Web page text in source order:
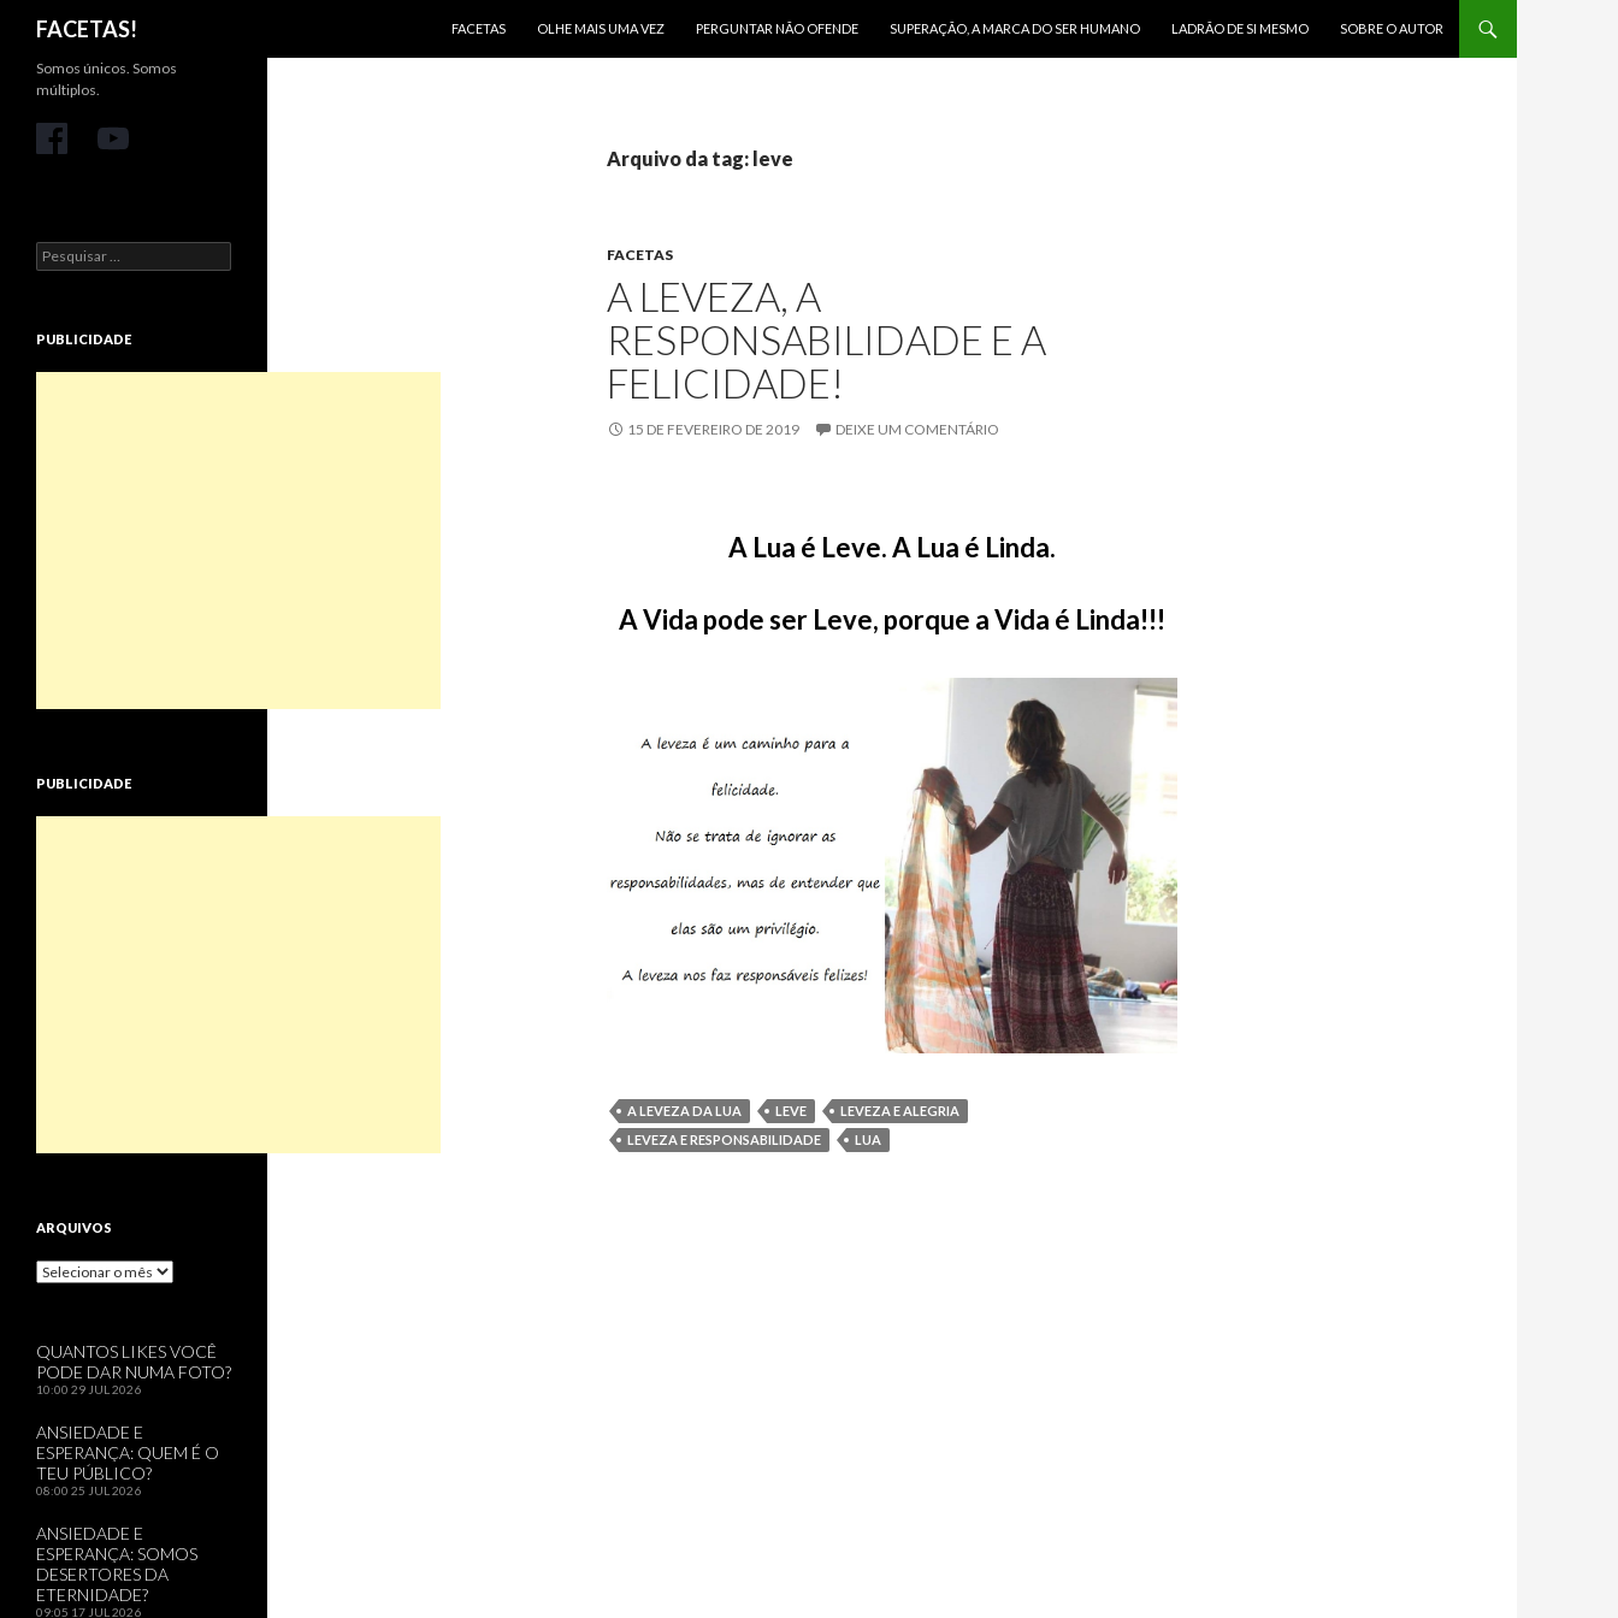
FACETAS!
FACETAS
OLHE MAIS UMA VEZ PERGUNTAR NÃO OFENDE SUPERAÇÃO, A MARCA DO SER HUMANO LADRÃO DE SI MESMO SOBRE O AUTOR
Arquivo da tag: leve
FACETAS
A LEVEZA, A
RESPONSABILIDADE E A
FELICIDADE!
15 DE FEVEREIRO DE 2019 DEIXE UM COMENTÁRIO
A Lua é Leve. A Lua é Linda.
A Vida pode ser Leve, porque a Vida é Linda!!!
A LEVEZA DA LUA LEVE
LEVEZA E ALEGRIA
LEVEZA E RESPONSABILIDADE
LUA
Somos únicos. Somos
múltiplos.
Pesquisar
por:
PUBLICIDADE
PUBLICIDADE
ARQUIVOS
Arquivos
QUANTOS LIKES VOCÊ
PODE DAR NUMA FOTO?
10:00 29 JUL 2026
ANSIEDADE E
ESPERANÇA: QUEM É O
TEU PÚBLICO?
08:00 25 JUL 2026
ANSIEDADE E
ESPERANÇA: SOMOS
DESERTORES DA
ETERNIDADE?
09:05 17 JUL 2026